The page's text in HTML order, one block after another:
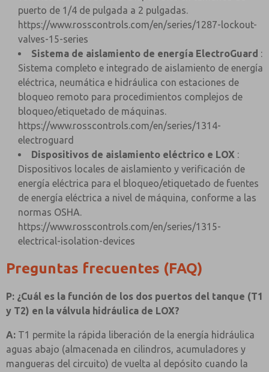
puerto de 1/4 de pulgada a 2 pulgadas.
https://www.rosscontrols.com/en/series/1287-lockout-
valves-15-series
Sistema de aislamiento de energía ElectroGuard :
Sistema completo e integrado de aislamiento de energía
eléctrica, neumática e hidráulica con estaciones de
bloqueo remoto para procedimientos complejos de
bloqueo/etiquetado de máquinas.
https://www.rosscontrols.com/en/series/1314-
electroguard
Dispositivos de aislamiento eléctrico e LOX :
Dispositivos locales de aislamiento y verificación de
energía eléctrica para el bloqueo/etiquetado de fuentes
de energía eléctrica a nivel de máquina, conforme a las
normas OSHA.
https://www.rosscontrols.com/en/series/1315-
electrical-isolation-devices
Preguntas frecuentes (FAQ)
P: ¿Cuál es la función de los dos puertos del tanque (T1
y T2) en la válvula hidráulica de LOX?
A: T1 permite la rápida liberación de la energía hidráulica
aguas abajo (almacenada en cilindros, acumuladores y
mangueras del circuito) de vuelta al depósito cuando la